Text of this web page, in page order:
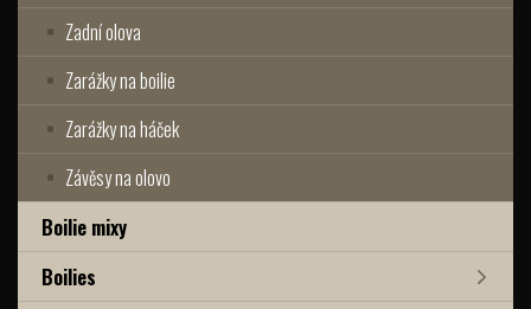
Zadní olova
Zarážky na boilie
Zarážky na háček
Závěsy na olovo
Boilie mixy
Boilies